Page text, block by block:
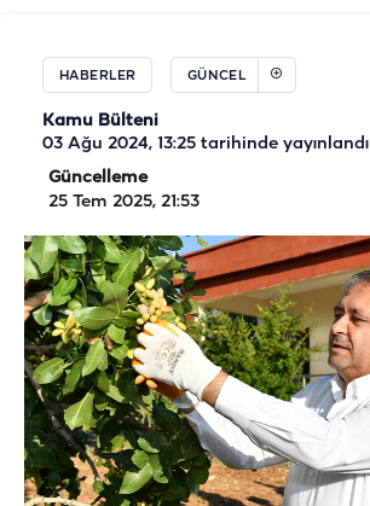
HABERLER GÜNCEL
Kamu Bülteni
03 Ağu 2024, 13:25 tarihinde yayınlandı
Güncelleme
25 Tem 2025, 21:53